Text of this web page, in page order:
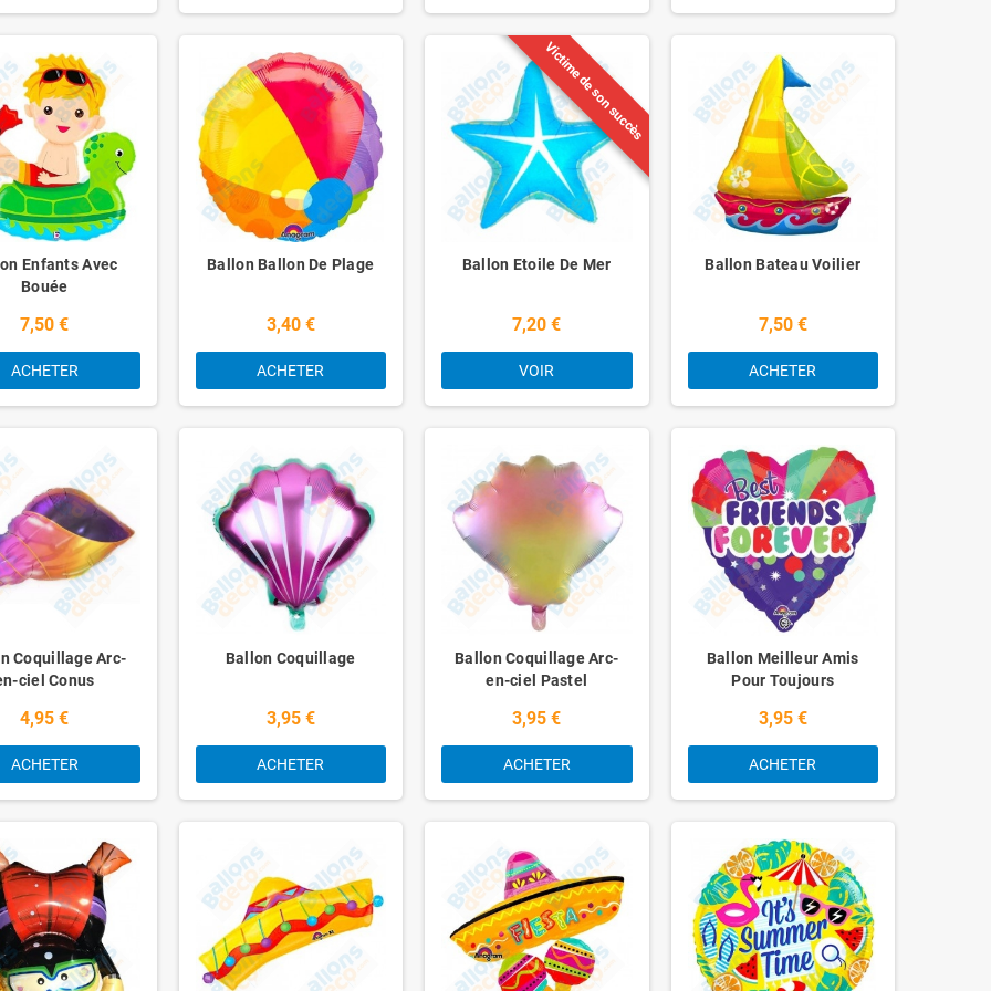
Enfants Avec
Bouée
7,50 €
ACHETER
Ballon Ballon De Plage
3,40 €
ACHETER
Victime de son succès
Ballon Etoile De Mer
7,20 €
VOIR
Ballon Bateau Voilier
7,50 €
ACHETER
Coquillage Arc-
ciel Conus
4,95 €
ACHETER
Ballon Coquillage
3,95 €
ACHETER
Ballon Coquillage Arc-
en-ciel Pastel
3,95 €
ACHETER
Ballon Meilleur Amis
Pour Toujours
3,95 €
ACHETER